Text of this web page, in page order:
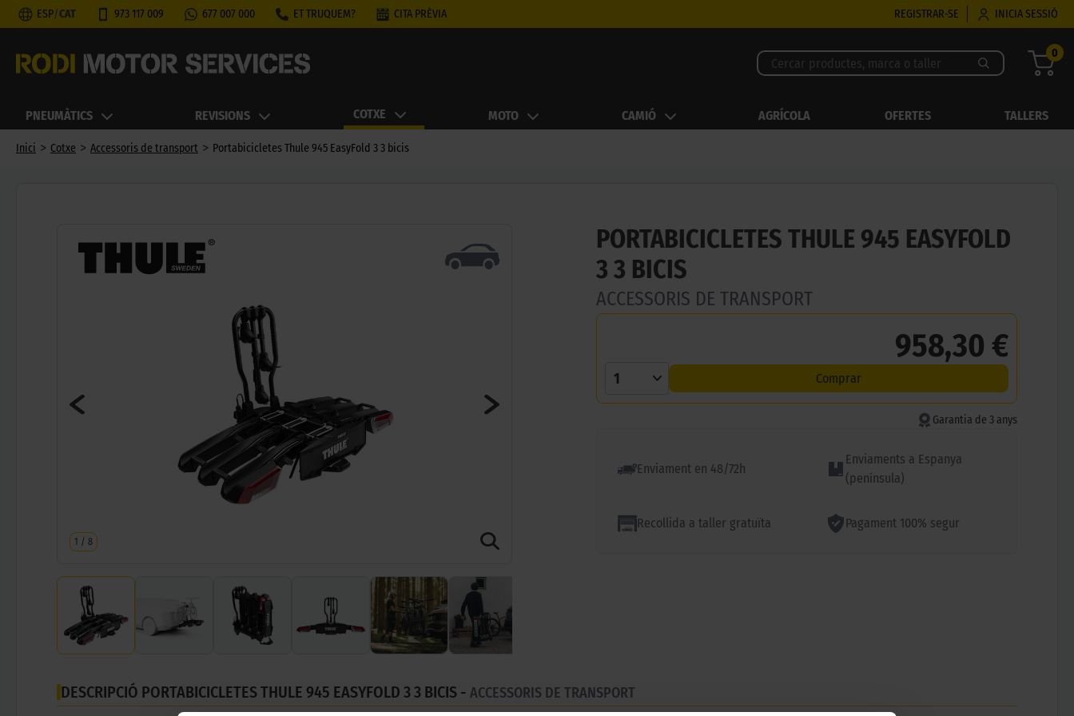
ESP/CAT 973 117 009 677 007 000 ET TRUQUEM? CITA PRÈVIA REGISTRAR-SE INICIA SESSIÓ
0
PNEUMÀTICS REVISIONS COTXE MOTO CAMIÓ AGRÍCOLA OFERTES TALLERS
Inici > Cotxe > Accessoris de transport > Portabicicletes Thule 945 EasyFold 3 3 bicis
1 / 8
PORTABICICLETES THULE 945 EASYFOLD
3 3 BICIS
ACCESSORIS DE TRANSPORT
958,30 €
1 Comprar
Garantia de 3 anys
Enviament en 48/72h
Enviaments a Espanya
(península)
Recollida a taller gratuïta Pagament 100% segur
DESCRIPCIÓ PORTABICICLETES THULE 945 EASYFOLD 3 3 BICIS - ACCESSORIS DE TRANSPORT